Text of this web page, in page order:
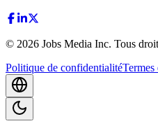
© 2026 Jobs Media Inc. Tous
Politique de confidentialité